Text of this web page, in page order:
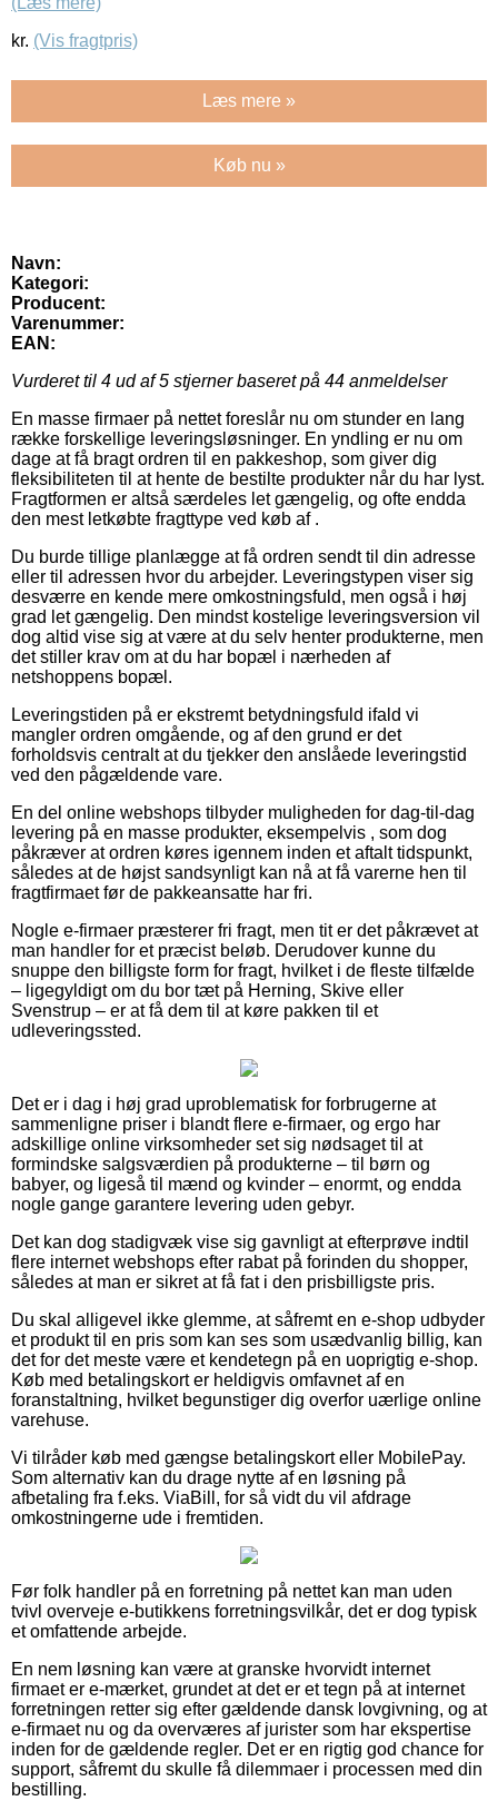
kr. (Vis fragtpris)
Læs mere »
Køb nu »
Navn:
Kategori:
Producent:
Varenummer:
EAN:
Vurderet til 4 ud af 5 stjerner baseret på 44 anmeldelser
En masse firmaer på nettet foreslår nu om stunder en lang
række forskellige leveringsløsninger. En yndling er nu om
dage at få bragt ordren til en pakkeshop, som giver dig
fleksibiliteten til at hente de bestilte produkter når du har lyst.
Fragtformen er altså særdeles let gængelig, og ofte endda
den mest letkøbte fragttype ved køb af .
Du burde tillige planlægge at få ordren sendt til din adresse
eller til adressen hvor du arbejder. Leveringstypen viser sig
desværre en kende mere omkostningsfuld, men også i høj
grad let gængelig. Den mindst kostelige leveringsversion vil
dog altid vise sig at være at du selv henter produkterne, men
det stiller krav om at du har bopæl i nærheden af
netshoppens bopæl.
Leveringstiden på er ekstremt betydningsfuld ifald vi
mangler ordren omgående, og af den grund er det
forholdsvis centralt at du tjekker den anslåede leveringstid
ved den pågældende vare.
En del online webshops tilbyder muligheden for dag-til-dag
levering på en masse produkter, eksempelvis , som dog
påkræver at ordren køres igennem inden et aftalt tidspunkt,
således at de højst sandsynligt kan nå at få varerne hen til
fragtfirmaet før de pakkeansatte har fri.
Nogle e-firmaer præsterer fri fragt, men tit er det påkrævet at
man handler for et præcist beløb. Derudover kunne du
snuppe den billigste form for fragt, hvilket i de fleste tilfælde
– ligegyldigt om du bor tæt på Herning, Skive eller
Svenstrup – er at få dem til at køre pakken til et
udleveringssted.
Det er i dag i høj grad uproblematisk for forbrugerne at
sammenligne priser i blandt flere e-firmaer, og ergo har
adskillige online virksomheder set sig nødsaget til at
formindske salgsværdien på produkterne – til børn og
babyer, og ligeså til mænd og kvinder – enormt, og endda
nogle gange garantere levering uden gebyr.
Det kan dog stadigvæk vise sig gavnligt at efterprøve indtil
flere internet webshops efter rabat på forinden du shopper,
således at man er sikret at få fat i den prisbilligste pris.
Du skal alligevel ikke glemme, at såfremt en e-shop udbyder
et produkt til en pris som kan ses som usædvanlig billig, kan
det for det meste være et kendetegn på en uoprigtig e-shop.
Køb med betalingskort er heldigvis omfavnet af en
foranstaltning, hvilket begunstiger dig overfor uærlige online
varehuse.
Vi tilråder køb med gængse betalingskort eller MobilePay.
Som alternativ kan du drage nytte af en løsning på
afbetaling fra f.eks. ViaBill, for så vidt du vil afdrage
omkostningerne ude i fremtiden.
Før folk handler på en forretning på nettet kan man uden
tvivl overveje e-butikkens forretningsvilkår, det er dog typisk
et omfattende arbejde.
En nem løsning kan være at granske hvorvidt internet
firmaet er e-mærket, grundet at det er et tegn på at internet
forretningen retter sig efter gældende dansk lovgivning, og at
e-firmaet nu og da overværes af jurister som har ekspertise
inden for de gældende regler. Det er en rigtig god chance for
support, såfremt du skulle få dilemmaer i processen med din
bestilling.